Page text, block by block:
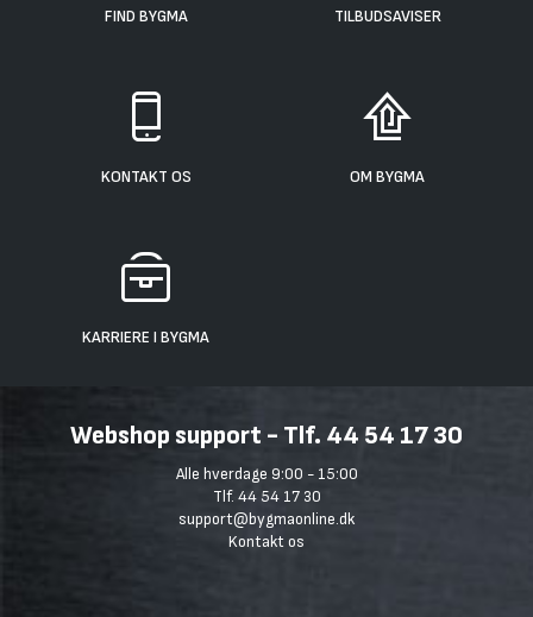
FIND BYGMA TILBUDSAVISER
KONTAKT OS OM BYGMA
KARRIERE I BYGMA
Webshop support - Tlf. 44 54 17 30
Alle hverdage 9:00 - 15:00
Tlf. 44 54 17 30
support@bygmaonline.dk
Kontakt os